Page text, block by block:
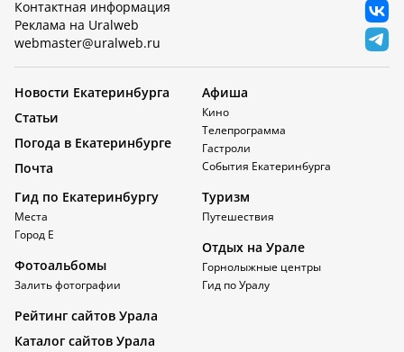
Контактная информация
Реклама на Uralweb
webmaster@uralweb.ru
Новости Екатеринбурга
Статьи
Погода в Екатеринбурге
Почта
Афиша
Кино
Телепрограмма
Гастроли
События Екатеринбурга
Гид по Екатеринбургу
Места
Город Е
Фотоальбомы
Залить фотографии
Туризм
Путешествия
Отдых на Урале
Горнолыжные центры
Гид по Уралу
Рейтинг сайтов Урала
Каталог сайтов Урала